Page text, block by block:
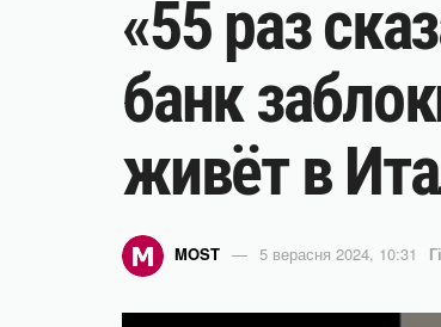
«55 раз
банк
живёт в
MOST 5 верасня 2024, 10:31